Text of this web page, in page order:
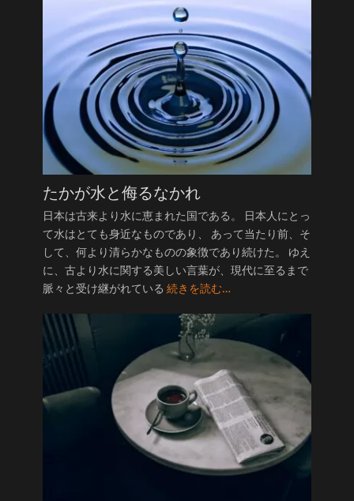
たかが水と侮るなかれ
日本は古来より水に恵まれた国である。 日本人にとっ
て水はとても身近なものであり、 あって当たり前、そ
して、何より清らかなものの象徴であり続けた。 ゆえ
に、古より水に関する美しい言葉が、現代に至るまで
脈々と受け継がれている 続きを読む…